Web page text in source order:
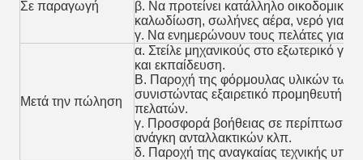
Σε παραγωγή
β. Να προτείνει κατάλληλο οικοδομικό
καλωδίωση, σωλήνες αέρα, νερό για
γ. Να ενημερώνουν τους πελάτες για
Μετά την πώληση
α. Στείλε μηχανικούς στο εξωτερικό
και εκπαίδευση.
Β. Παροχή της φόρμουλας υλικών των
συνιστώντας εξαιρετικό προμηθευτή
πελατών.
γ. Προσφορά βοήθειας σε περίπτωση
ανάγκη ανταλλακτικών κλπ.
δ. Παροχή της αναγκαίας τεχνικής